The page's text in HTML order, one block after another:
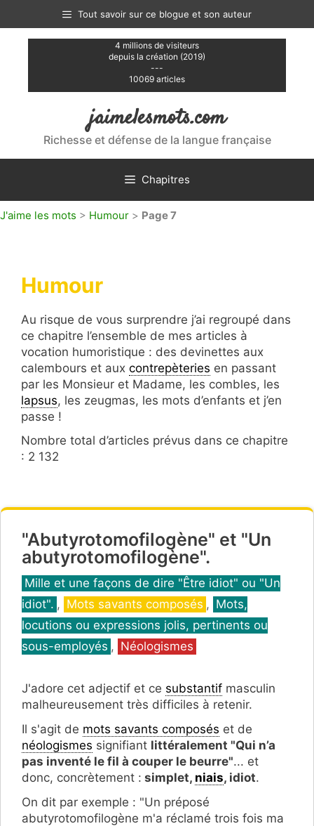
contenu
Tout savoir sur ce blogue et son auteur
4 millions de visiteurs
depuis la création (2019)
---
10069 articles
jaimelesmots.com
Richesse et défense de la langue française
Chapitres
J'aime les mots > Humour > Page 7
Humour
Au risque de vous surprendre j’ai regroupé dans
ce chapitre l’ensemble de mes articles à
vocation humoristique : des devinettes aux
calembours et aux contrepèteries en passant
par les Monsieur et Madame, les combles, les
lapsus, les zeugmas, les mots d’enfants et j’en
passe !
Nombre total d’articles prévus dans ce chapitre
: 2 132
"Abutyrotomofilogène" et "Un
abutyrotomofilogène".
Catégories
Mille et une façons de dire "Être idiot" ou "Un
idiot". , Mots savants composés , Mots,
locutions ou expressions jolis, pertinents ou
sous-employés , Néologismes
J'adore cet adjectif et ce substantif masculin
malheureusement très difficiles à retenir.
Il s'agit de mots savants composés et de
néologismes signifiant littéralement "Qui n’a
pas inventé le fil à couper le beurre"... et
donc, concrètement : simplet, niais, idiot.
On dit par exemple : "Un préposé
abutyrotomofilogène m'a réclamé trois fois ma